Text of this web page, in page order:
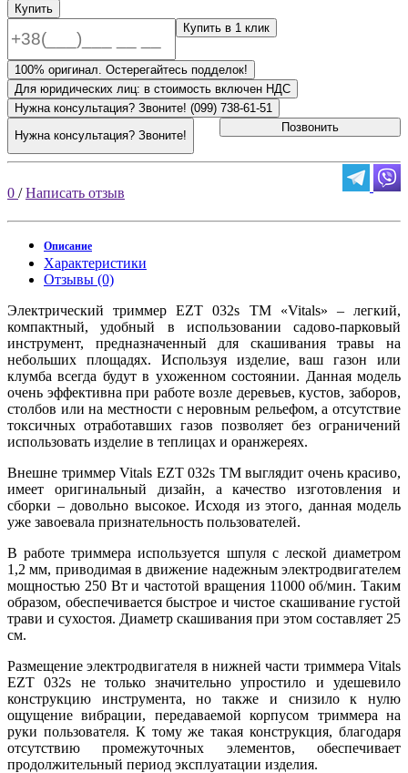
Купить
Купить в 1 клик
100% оригинал. Остерегайтесь подделок!
Для юридических лиц: в стоимость включен НДС
Нужна консультация? Звоните! (099) 738-61-51
Нужна консультация? Звоните!
Позвонить
0 /Написать отзыв
Описание
Характеристики
Отзывы (0)
Электрический триммер EZT 032s ТМ «Vitals» – легкий,
компактный, удобный в использовании садово-парковый
инструмент, предназначенный для скашивания травы на
небольших площадях. Используя изделие, ваш газон или
клумба всегда будут в ухоженном состоянии. Данная модель
очень эффективна при работе возле деревьев, кустов, заборов,
столбов или на местности с неровным рельефом, а отсутствие
токсичных отработавших газов позволяет без ограничений
использовать изделие в теплицах и оранжереях.
Внешне триммер Vitals EZT 032s ТМ выглядит очень красиво,
имеет оригинальный дизайн, а качество изготовления и
сборки – довольно высокое. Исходя из этого, данная модель
уже завоевала признательность пользователей.
В работе триммера используется шпуля с леской диаметром
1,2 мм, приводимая в движение надежным электродвигателем
мощностью 250 Вт и частотой вращения 11000 об/мин. Таким
образом, обеспечивается быстрое и чистое скашивание густой
трави и сухостоя. Диаметр скашивания при этом составляет 25
см.
Размещение электродвигателя в нижней части триммера Vitals
EZT 032s не только значительно упростило и удешевило
конструкцию инструмента, но также и снизило к нулю
ощущение вибрации, передаваемой корпусом триммера на
руки пользователя. К тому же такая конструкция, благодаря
отсутствию промежуточных элементов, обеспечивает
продолжительный период эксплуатации изделия.